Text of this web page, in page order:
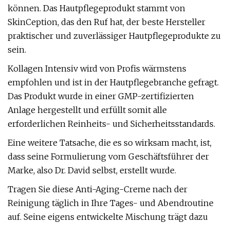
können. Das Hautpflegeprodukt stammt von
SkinCeption, das den Ruf hat, der beste Hersteller
praktischer und zuverlässiger Hautpflegeprodukte zu
sein.
Kollagen Intensiv wird von Profis wärmstens
empfohlen und ist in der Hautpflegebranche gefragt.
Das Produkt wurde in einer GMP-zertifizierten
Anlage hergestellt und erfüllt somit alle
erforderlichen Reinheits- und Sicherheitsstandards.
Eine weitere Tatsache, die es so wirksam macht, ist,
dass seine Formulierung vom Geschäftsführer der
Marke, also Dr. David selbst, erstellt wurde.
Tragen Sie diese Anti-Aging-Creme nach der
Reinigung täglich in Ihre Tages- und Abendroutine
auf. Seine eigens entwickelte Mischung trägt dazu